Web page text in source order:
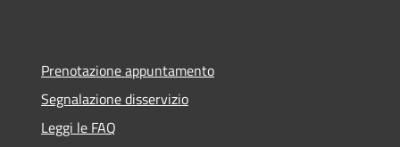
Prenotazione appuntamento
Segnalazione disservizio
Leggi le FAQ